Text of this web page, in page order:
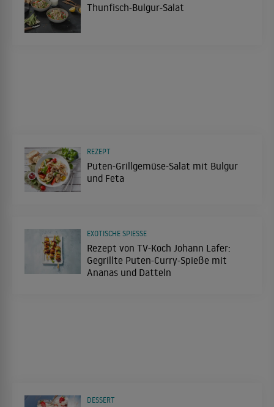
Thunfisch-Bulgur-Salat
Puten-Grillgemüse-Salat mit Bulgur
und Feta
REZEPT
Rezept von TV-Koch Johann Lafer:
Gegrillte Puten-Curry-Spieße mit
Ananas und Datteln
EXOTISCHE SPIESSE
DESSERT